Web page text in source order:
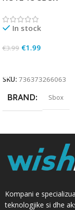
In stock
€3.99 €1.99
SKU: 736373266063
BRAND Sbox
Kompani e
teknologjike si dhe